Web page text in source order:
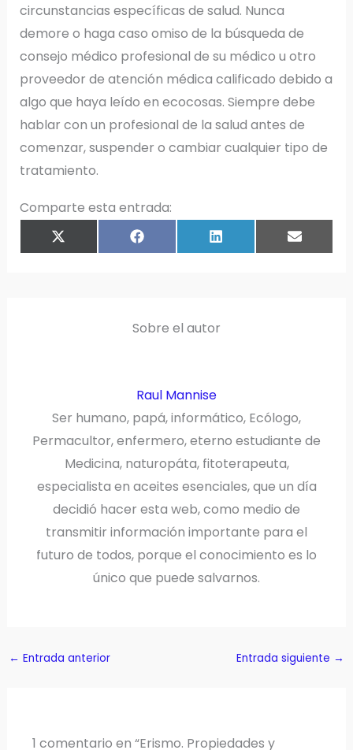
circunstancias específicas de salud. Nunca
demore o haga caso omiso de la búsqueda de
consejo médico profesional de su médico u otro
proveedor de atención médica calificado debido a
algo que haya leído en ecocosas. Siempre debe
hablar con un profesional de la salud antes de
comenzar, suspender o cambiar cualquier tipo de
tratamiento.
Comparte esta entrada:
COMPARTIR
X
T
COMPARTIR
F
C
COMPARTIR
L
N
E
A
Sobre el autor
Raul Mannise
Ser humano, papá, informático, Ecólogo,
Permacultor, enfermero, eterno estudiante de
Medicina, naturopáta, fitoterapeuta,
especialista en aceites esenciales, que un día
decidió hacer esta web, como medio de
transmitir información importante para el
futuro de todos, porque el conocimiento es lo
único que puede salvarnos.
← Entrada anterior Entrada siguiente →
1 comentario en “Erismo. Propiedades y